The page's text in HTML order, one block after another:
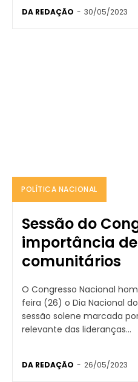
DA REDAÇÃO - 30/05/2023
POLÍTICA NACIONAL
Sessão do
importância
comunitários
O Congresso Nacional
feira (26) o Dia Nacional
sessão solene marcada
relevante das lideranças...
DA REDAÇÃO - 26/05/2023